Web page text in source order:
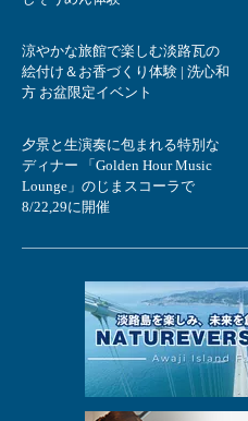
涼やかな旅館で楽しむ淡路瓦の
絵付け＆お香づくり体験 | 洗心和
方 お盆限定イベント
夕景と生演奏に包まれる特別な
ディナー 「Golden Hour Music
Lounge」のじまスコーラで
8/22,29に開催